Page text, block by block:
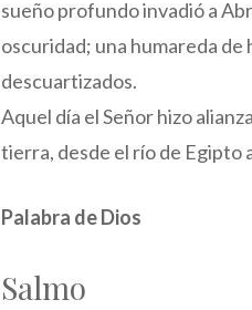
sueño profundo invadió a
oscuridad; una humareda
descuartizados.
Aquel día el Señor hizo
tierra, desde el río de Egipto
Palabra de Dios
Salmo